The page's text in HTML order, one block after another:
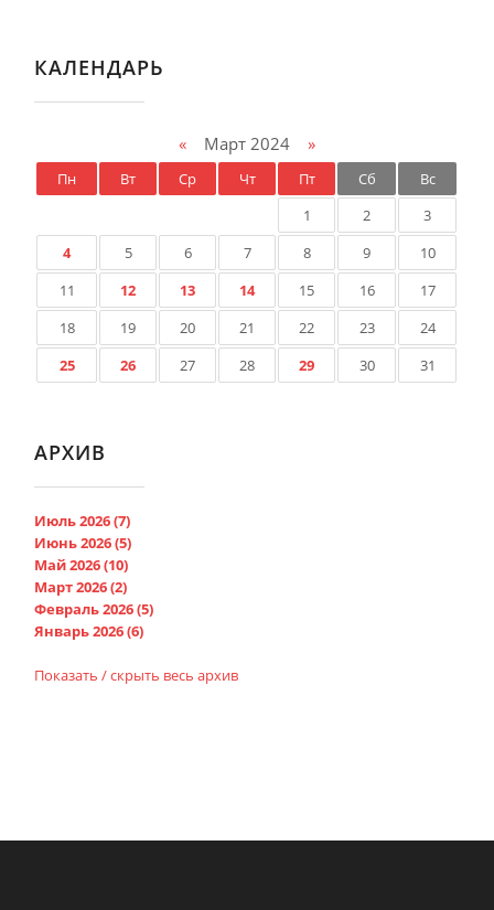
КАЛЕНДАРЬ
«Март 2024 »
Пн Вт Ср Чт Пт Сб
Вс
1
2
3
4
5 6 7 8 9
10
11
12 13 14 15 16
17
18
19 20 21 22 23
24
25
26 27 28 29 30 31
АРХИВ
Июль 2026 (7)
Июнь 2026 (5)
Май 2026 (10)
Март 2026 (2)
Февраль 2026 (5)
Январь 2026 (6)
Показать / скрыть весь архив